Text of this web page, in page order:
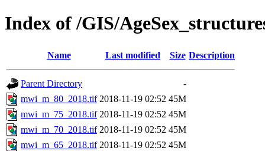
Index of /GIS/
Name Last modified Size Description
Parent Directory
-
mwi_m_80_2018.tif 2018-11-19 02:52 45M
mwi_m_75_2018.tif 2018-11-19 02:52 45M
mwi_m_70_2018.tif 2018-11-19 02:52 45M
mwi_m_65_2018.tif 2018-11-19 02:52 45M